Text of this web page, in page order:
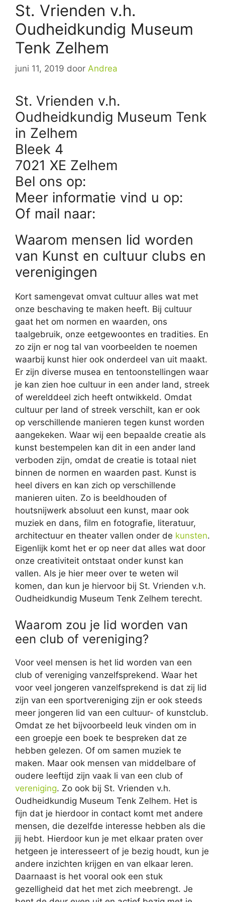
St. Vrienden v.h.
Oudheidkundig Museum
Tenk Zelhem
juni 11, 2019 door Andrea
St. Vrienden v.h.
Oudheidkundig Museum Tenk
in Zelhem
Bleek 4
7021 XE Zelhem
Bel ons op:
Meer informatie vind u op:
Of mail naar:
Waarom mensen lid worden
van Kunst en cultuur clubs en
verenigingen
Kort samengevat omvat cultuur alles wat met
onze beschaving te maken heeft. Bij cultuur
gaat het om normen en waarden, ons
taalgebruik, onze eetgewoontes en tradities. En
zo zijn er nog tal van voorbeelden te noemen
waarbij kunst hier ook onderdeel van uit maakt.
Er zijn diverse musea en tentoonstellingen waar
je kan zien hoe cultuur in een ander land, streek
of werelddeel zich heeft ontwikkeld. Omdat
cultuur per land of streek verschilt, kan er ook
op verschillende manieren tegen kunst worden
aangekeken. Waar wij een bepaalde creatie als
kunst bestempelen kan dit in een ander land
verboden zijn, omdat de creatie is totaal niet
binnen de normen en waarden past. Kunst is
heel divers en kan zich op verschillende
manieren uiten. Zo is beeldhouden of
houtsnijwerk absoluut een kunst, maar ook
muziek en dans, film en fotografie, literatuur,
architectuur en theater vallen onder de kunsten.
Eigenlijk komt het er op neer dat alles wat door
onze creativiteit ontstaat onder kunst kan
vallen. Als je hier meer over te weten wil
komen, dan kun je hiervoor bij St. Vrienden v.h.
Oudheidkundig Museum Tenk Zelhem terecht.
Waarom zou je lid worden van
een club of vereniging?
Voor veel mensen is het lid worden van een
club of vereniging vanzelfsprekend. Waar het
voor veel jongeren vanzelfsprekend is dat zij lid
zijn van een sportvereniging zijn er ook steeds
meer jongeren lid van een cultuur- of kunstclub.
Omdat ze het bijvoorbeeld leuk vinden om in
een groepje een boek te bespreken dat ze
hebben gelezen. Of om samen muziek te
maken. Maar ook mensen van middelbare of
oudere leeftijd zijn vaak li van een club of
vereniging. Zo ook bij St. Vrienden v.h.
Oudheidkundig Museum Tenk Zelhem. Het is
fijn dat je hierdoor in contact komt met andere
mensen, die dezelfde interesse hebben als die
jij hebt. Hierdoor kun je met elkaar praten over
hetgeen je interesseert of je bezig houdt, kun je
andere inzichten krijgen en van elkaar leren.
Daarnaast is het vooral ook een stuk
gezelligheid dat het met zich meebrengt. Je